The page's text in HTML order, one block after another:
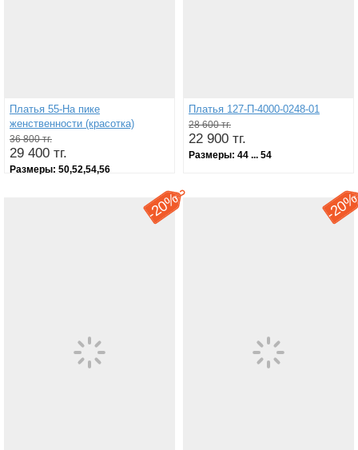
Платья 55-На пике
женственности (красотка)
36 800 тг.
29 400 тг.
Размеры: 50,52,54,56
Платья 127-П-4000-0248-01
28 600 тг.
22 900 тг.
Размеры: 44 ... 54
-
20% -